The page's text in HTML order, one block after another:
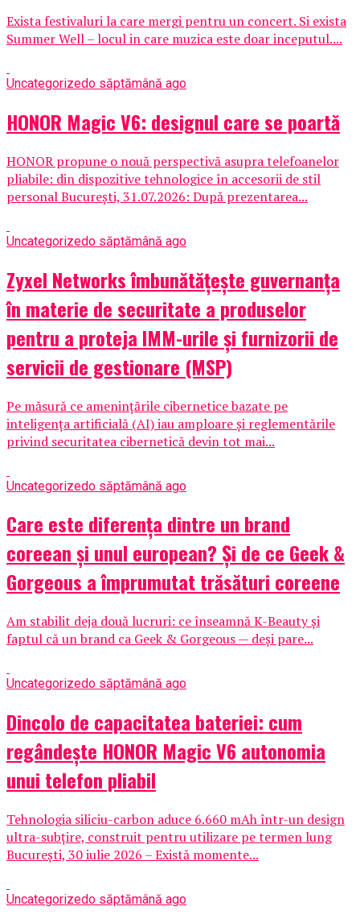
Exista festivaluri la care mergi pentru un concert. Si exista
Summer Well – locul in care muzica este doar inceputul....
Uncategorizedo săptămână ago
HONOR Magic V6: designul care se poartă
HONOR propune o nouă perspectivă asupra telefoanelor
pliabile: din dispozitive tehnologice în accesorii de stil
personal București, 31.07.2026: După prezentarea...
Uncategorizedo săptămână ago
Zyxel Networks îmbunătățește guvernanța
în materie de securitate a produselor
pentru a proteja IMM-urile și furnizorii de
servicii de gestionare (MSP)
Pe măsură ce amenințările cibernetice bazate pe
inteligența artificială (AI) iau amploare și reglementările
privind securitatea cibernetică devin tot mai...
Uncategorizedo săptămână ago
Care este diferența dintre un brand
coreean și unul european? Și de ce Geek &
Gorgeous a împrumutat trăsături coreene
Am stabilit deja două lucruri: ce înseamnă K-Beauty și
faptul că un brand ca Geek & Gorgeous — deși pare...
Uncategorizedo săptămână ago
Dincolo de capacitatea bateriei: cum
regândește HONOR Magic V6 autonomia
unui telefon pliabil
Tehnologia siliciu-carbon aduce 6.660 mAh într-un design
ultra-subțire, construit pentru utilizare pe termen lung
București, 30 iulie 2026 – Există momente...
Uncategorizedo săptămână ago